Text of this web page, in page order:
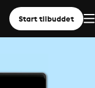
Start tilbuddet